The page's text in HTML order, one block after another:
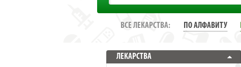
ВСЕ ЛЕКАРСТВА: ПО АЛФАВИТУ
ЛЕКАРСТВА